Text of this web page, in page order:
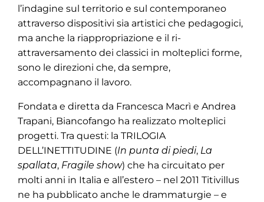
l’indagine sul territorio e sul contemporaneo
attraverso dispositivi sia artistici che pedagogici,
ma anche la riappropriazione e il ri-
attraversamento dei classici in molteplici forme,
sono le direzioni che, da sempre,
accompagnano il lavoro.
Fondata e diretta da Francesca Macrì e Andrea
Trapani, Biancofango ha realizzato molteplici
progetti. Tra questi: la TRILOGIA
DELL’INETTITUDINE (In punta di piedi, La
spallata, Fragile show) che ha circuitato per
molti anni in Italia e all’estero – nel 2011 Titivillus
ne ha pubblicato anche le drammaturgie – e